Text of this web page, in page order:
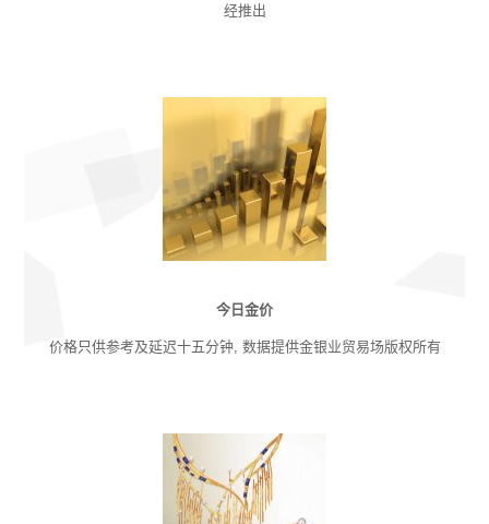
经推出
今日金价
价格只供参考及延迟十五分钟, 数据提供金银业贸易场版权所有